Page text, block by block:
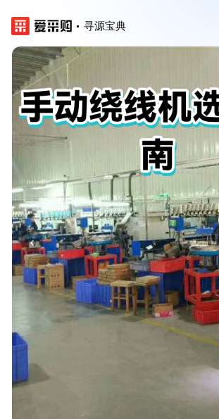
寻源宝典
‹